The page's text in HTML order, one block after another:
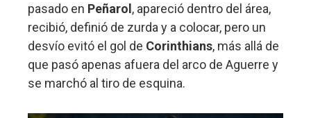
pasado en Peñarol, apareció dentro del área,
recibió, definió de zurda y a colocar, pero un
desvío evitó el gol de Corinthians, más allá de
que pasó apenas afuera del arco de Aguerre y
se marchó al tiro de esquina.